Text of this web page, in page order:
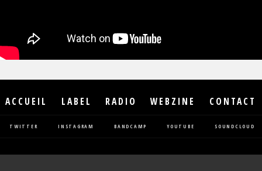
ACCUEIL LABEL RADIO WEBZINE CONTACT
TWITTER INSTAGRAM BANDCAMP YOUTUBE SOUNDCLOUD